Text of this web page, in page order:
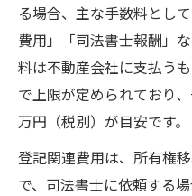
る場合、主な手数料とし
費用」「司法書士報酬」
料は不動産会社に支払う
で上限が定められており
万円（税別）が目安です。
登記関連費用は、所有権
で、司法書士に依頼する